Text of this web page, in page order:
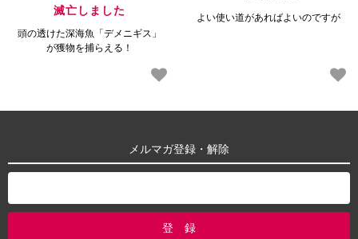
滅亡しました
頭の透けた深海魚「デメニギス」
が獲物を捕らえる！
よい使い道があればよいのですが
メルマガ登録・解除